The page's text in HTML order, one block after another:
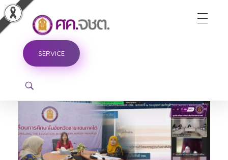
ศูนย์ขับเคลื่อนการศึกษาในจังหวัดชายแดนภาคใต้
SERVICE